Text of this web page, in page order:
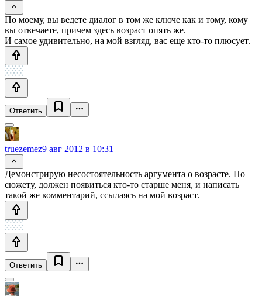
По моему, вы ведете диалог в том же ключе как и тому, кому
вы отвечаете, причем здесь возраст опять же.
И самое удивительно, на мой взгляд, вас еще кто-то плюсует.
Ответить
truezemez9 авг 2012 в 10:31
Демонстрирую несостоятельность аргумента о возрасте. По
сюжету, должен появиться кто-то старше меня, и написать
такой же комментарий, ссылаясь на мой возраст.
Ответить